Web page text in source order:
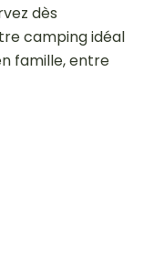
dès
camping idéal
famille, entre